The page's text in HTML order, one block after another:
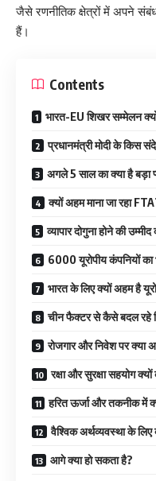
जैसे रणनीतिक क्षेत्रों में अपने
हैं।
Contents
भारत-EU शिखर सम्मेलन
प्रधानमंत्री मोदी के किस
अगले 5 साल का क्या है बड़ा
क्यों अहम माना जा रहा
व्यापार दोगुना होने की उम्मीद
6000 यूरोपीय कंपनियों
भारत के लिए क्यों अहम है
चीन फैक्टर से कैसे बदल रहे
रोजगार और निवेश पर क्या
रक्षा और सुरक्षा सहयोग क्यों
हरित ऊर्जा और तकनीक में
वैश्विक अर्थव्यवस्था के
आगे क्या हो सकता है?